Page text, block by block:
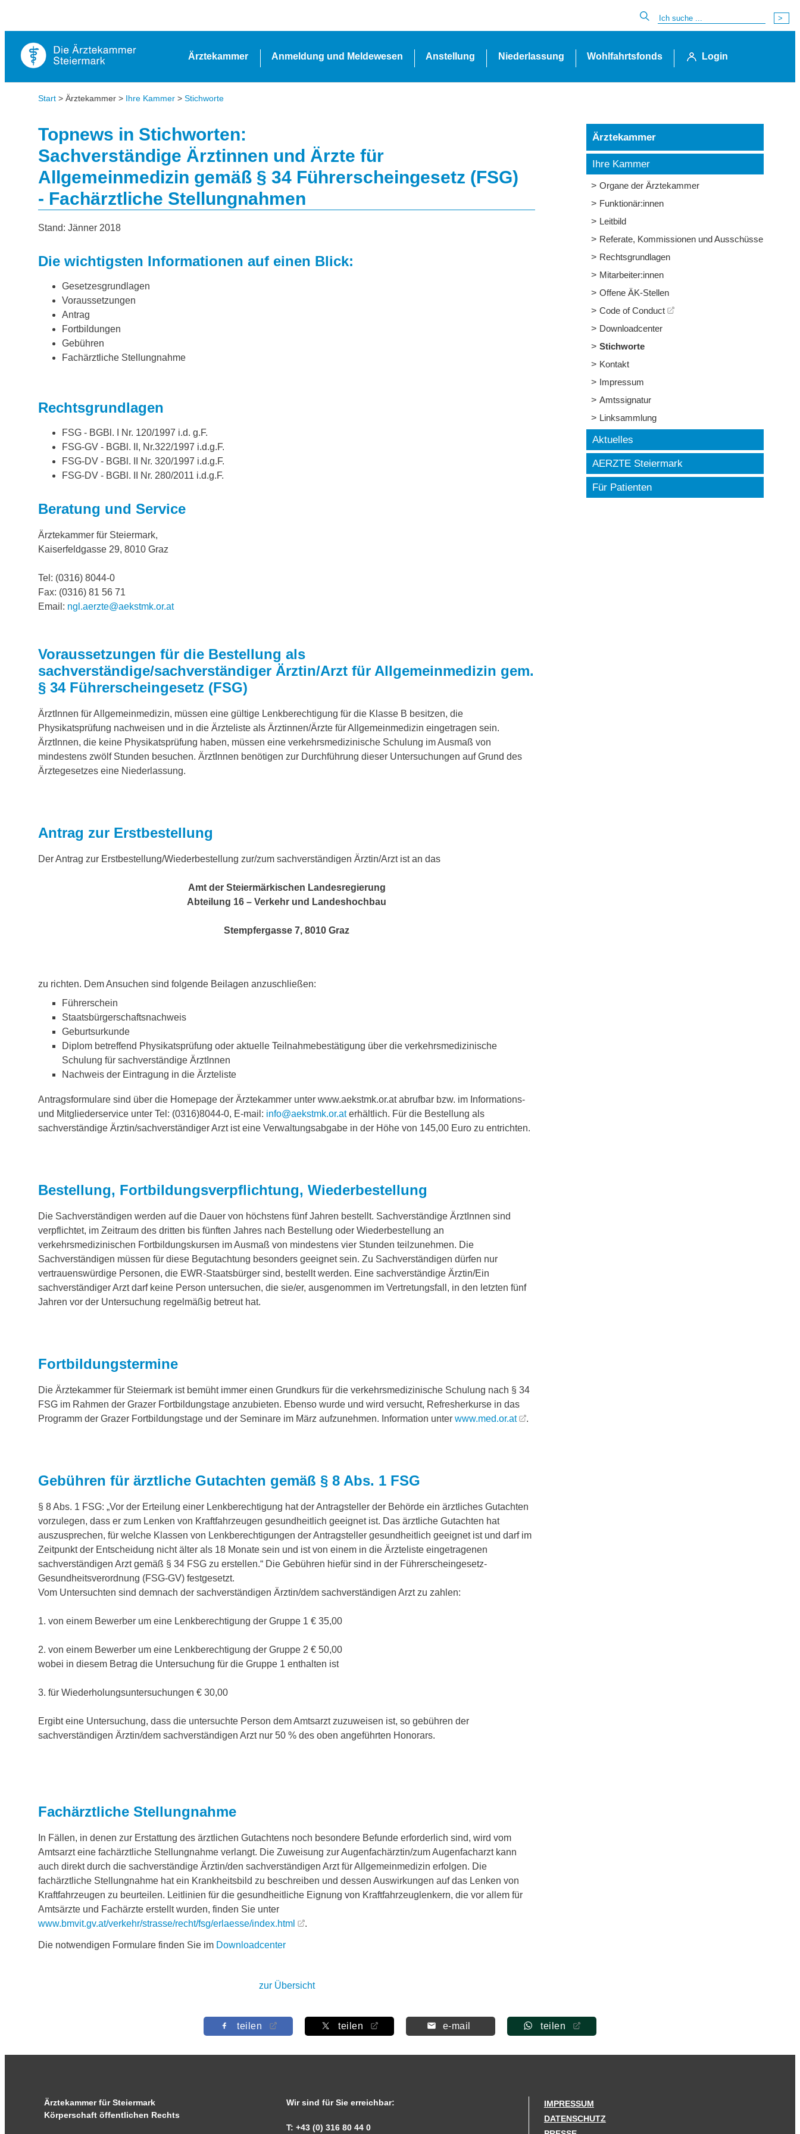
Ärztekammer Anmeldung und Meldewesen Anstellung Niederlassung Wohlfahrtsfonds Login
Start > Ärztekammer > Ihre Kammer > Stichworte
Topnews in Stichworten:
Sachverständige Ärztinnen und Ärzte für
Allgemeinmedizin gemäß § 34 Führerscheingesetz (FSG)
- Fachärztliche Stellungnahmen
Stand: Jänner 2018
Die wichtigsten Informationen auf einen Blick:
Gesetzesgrundlagen
Voraussetzungen
Antrag
Fortbildungen
Gebühren
Fachärztliche Stellungnahme
Rechtsgrundlagen
FSG - BGBl. I Nr. 120/1997 i.d. g.F.
FSG-GV - BGBl. II, Nr.322/1997 i.d.g.F.
FSG-DV - BGBl. II Nr. 320/1997 i.d.g.F.
FSG-DV - BGBl. II Nr. 280/2011 i.d.g.F.
Beratung und Service
Ärztekammer für Steiermark,
Kaiserfeldgasse 29, 8010 Graz
Tel: (0316) 8044-0
Fax: (0316) 81 56 71
Email: ngl.aerzte@aekstmk.or.at
Voraussetzungen für die Bestellung als
sachverständige/sachverständiger Ärztin/Arzt für Allgemeinmedizin gem.
§ 34 Führerscheingesetz (FSG)
ÄrztInnen für Allgemeinmedizin, müssen eine gültige Lenkberechtigung für die Klasse B besitzen, die
Physikatsprüfung nachweisen und in die Ärzteliste als Ärztinnen/Ärzte für Allgemeinmedizin eingetragen sein.
ÄrztInnen, die keine Physikatsprüfung haben, müssen eine verkehrsmedizinische Schulung im Ausmaß von
mindestens zwölf Stunden besuchen. ÄrztInnen benötigen zur Durchführung dieser Untersuchungen auf Grund des
Ärztegesetzes eine Niederlassung.
Antrag zur Erstbestellung
Der Antrag zur Erstbestellung/Wiederbestellung zur/zum sachverständigen Ärztin/Arzt ist an das
Amt der Steiermärkischen Landesregierung
Abteilung 16 – Verkehr und Landeshochbau
Stempfergasse 7, 8010 Graz
zu richten. Dem Ansuchen sind folgende Beilagen anzuschließen:
Führerschein
Staatsbürgerschaftsnachweis
Geburtsurkunde
Diplom betreffend Physikatsprüfung oder aktuelle Teilnahmebestätigung über die verkehrsmedizinische
Schulung für sachverständige ÄrztInnen
Nachweis der Eintragung in die Ärzteliste
Antragsformulare sind über die Homepage der Ärztekammer unter www.aekstmk.or.at abrufbar bzw. im Informations-
und Mitgliederservice unter Tel: (0316)8044-0, E-mail: info@aekstmk.or.aterhältlich. Für die Bestellung als
sachverständige Ärztin/sachverständiger Arzt ist eine Verwaltungsabgabe in der Höhe von 145,00 Euro zu entrichten.
Bestellung, Fortbildungsverpflichtung, Wiederbestellung
Die Sachverständigen werden auf die Dauer von höchstens fünf Jahren bestellt. Sachverständige ÄrztInnen sind
verpflichtet, im Zeitraum des dritten bis fünften Jahres nach Bestellung oder Wiederbestellung an
verkehrsmedizinischen Fortbildungskursen im Ausmaß von mindestens vier Stunden teilzunehmen. Die
Sachverständigen müssen für diese Begutachtung besonders geeignet sein. Zu Sachverständigen dürfen nur
vertrauenswürdige Personen, die EWR-Staatsbürger sind, bestellt werden. Eine sachverständige Ärztin/Ein
sachverständiger Arzt darf keine Person untersuchen, die sie/er, ausgenommen im Vertretungsfall, in den letzten fünf
Jahren vor der Untersuchung regelmäßig betreut hat.
Fortbildungstermine
Die Ärztekammer für Steiermark ist bemüht immer einen Grundkurs für die verkehrsmedizinische Schulung nach § 34
FSG im Rahmen der Grazer Fortbildungstage anzubieten. Ebenso wurde und wird versucht, Refresherkurse in das
Programm der Grazer Fortbildungstage und der Seminare im März aufzunehmen. Information unter www.med.or.at .
Gebühren für ärztliche Gutachten gemäß § 8 Abs. 1 FSG
§ 8 Abs. 1 FSG: „Vor der Erteilung einer Lenkberechtigung hat der Antragsteller der Behörde ein ärztliches Gutachten
vorzulegen, dass er zum Lenken von Kraftfahrzeugen gesundheitlich geeignet ist. Das ärztliche Gutachten hat
auszusprechen, für welche Klassen von Lenkberechtigungen der Antragsteller gesundheitlich geeignet ist und darf im
Zeitpunkt der Entscheidung nicht älter als 18 Monate sein und ist von einem in die Ärzteliste eingetragenen
sachverständigen Arzt gemäß § 34 FSG zu erstellen.“ Die Gebühren hiefür sind in der Führerscheingesetz-
Gesundheitsverordnung (FSG-GV) festgesetzt.
Vom Untersuchten sind demnach der sachverständigen Ärztin/dem sachverständigen Arzt zu zahlen:
1. von einem Bewerber um eine Lenkberechtigung der Gruppe 1 € 35,00
2. von einem Bewerber um eine Lenkberechtigung der Gruppe 2 € 50,00
wobei in diesem Betrag die Untersuchung für die Gruppe 1 enthalten ist
3. für Wiederholungsuntersuchungen € 30,00
Ergibt eine Untersuchung, dass die untersuchte Person dem Amtsarzt zuzuweisen ist, so gebühren der
sachverständigen Ärztin/dem sachverständigen Arzt nur 50 % des oben angeführten Honorars.
Fachärztliche Stellungnahme
In Fällen, in denen zur Erstattung des ärztlichen Gutachtens noch besondere Befunde erforderlich sind, wird vom
Amtsarzt eine fachärztliche Stellungnahme verlangt. Die Zuweisung zur Augenfachärztin/zum Augenfacharzt kann
auch direkt durch die sachverständige Ärztin/den sachverständigen Arzt für Allgemeinmedizin erfolgen. Die
fachärztliche Stellungnahme hat ein Krankheitsbild zu beschreiben und dessen Auswirkungen auf das Lenken von
Kraftfahrzeugen zu beurteilen. Leitlinien für die gesundheitliche Eignung von Kraftfahrzeuglenkern, die vor allem für
Amtsärzte und Fachärzte erstellt wurden, finden Sie unter
www.bmvit.gv.at/verkehr/strasse/recht/fsg/erlaesse/index.html
.
Die notwendigen Formulare finden Sie im Downloadcenter
zur Übersicht
Ärztekammer
Ihre Kammer
Organe der Ärztekammer
Funktionär:innen
Leitbild
Referate, Kommissionen und Ausschüsse
Rechtsgrundlagen
Mitarbeiter:innen
Offene ÄK-Stellen
Code of Conduct
Downloadcenter
Stichworte
Kontakt
Impressum
Amtssignatur
Linksammlung
Aktuelles
AERZTE Steiermark
Für Patienten
teilen teilen e-mail teilen
Ärztekammer für Steiermark
Körperschaft öffentlichen Rechts
Wir sind für Sie erreichbar:
T: +43 (0) 316 80 44 0
IMPRESSUM
DATENSCHUTZ